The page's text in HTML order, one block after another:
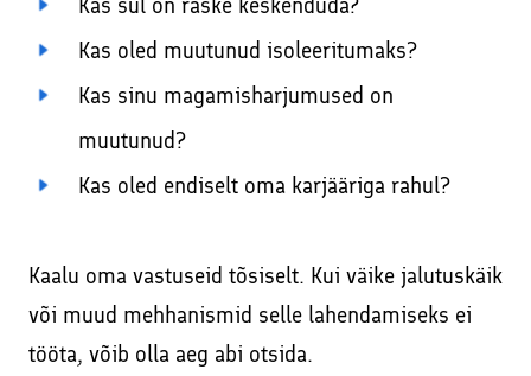
Kas oled muutunud isoleeritumaks?
Kas sinu magamisharjumused on
muutunud?
Kas oled endiselt oma karjääriga rahul?
Kaalu oma vastuseid tõsiselt. Kui väike jalutuskäik
või muud mehhanismid selle lahendamiseks ei
tööta, võib olla aeg abi otsida.